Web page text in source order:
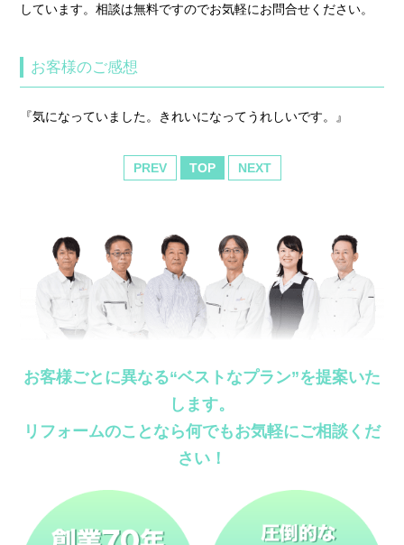
しています。相談は無料ですのでお気軽にお問合せください。
お客様のご感想
『気になっていました。きれいになってうれしいです。』
PREV TOP NEXT
お客様ごとに異なる“ベストなプラン”を提案いた
します。
リフォームのことなら何でもお気軽にご相談くだ
さい！